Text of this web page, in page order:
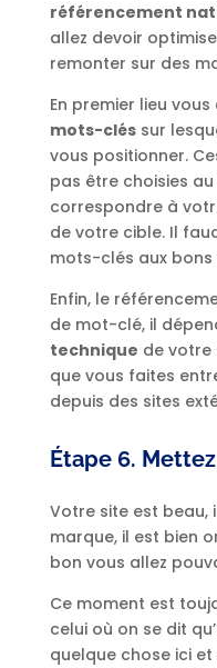
référencement
allez devoir
remonter sur des
En premier lieu vous
mots-cléssur
vous positionner.
pas être choisies
correspondre à
de votre cible. Il
mots-clés aux
Enfin, le
de mot-clé, il
technique de votre
que vous faites
depuis des sites
Étape 6.
Votre site est beau,
marque, il est bien
bon vous allez
Ce moment est
celui où on se dit
quelque chose ici